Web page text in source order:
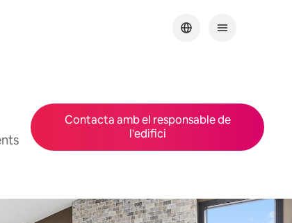
Contacta amb el responsable de
l'edifici